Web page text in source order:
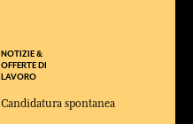
NOTIZIE &
OFFERTE DI
LAVORO
Candidatura spontanea